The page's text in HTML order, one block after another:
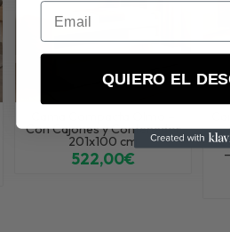
Con Cajones y Contenedor
201x100 cm
522,00€
QUIERO EL